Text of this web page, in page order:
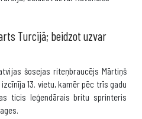
Turcijā; beidzot uzvar
šosejas riteņbraucējs Mārtiņš
13. vietu, kamēr pēc trīs gadu
ticis leģendārais britu sprinteris